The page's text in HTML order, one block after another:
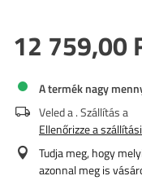
12 759,00
A termék nagy
Veled a. Szállítás a
Ellenőrizze a
Tudja meg, hogy
azonnal meg is